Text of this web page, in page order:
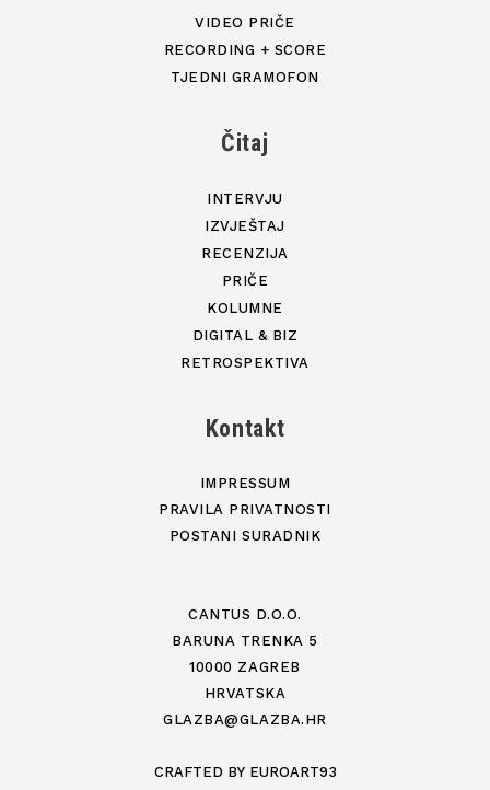
VIDEO PRIČE
RECORDING + SCORE
TJEDNI GRAMOFON
Čitaj
INTERVJU
IZVJEŠTAJ
RECENZIJA
PRIČE
KOLUMNE
DIGITAL & BIZ
RETROSPEKTIVA
Kontakt
IMPRESSUM
PRAVILA PRIVATNOSTI
POSTANI SURADNIK
CANTUS D.O.O.
BARUNA TRENKA 5
10000 ZAGREB
HRVATSKA
GLAZBA@GLAZBA.HR
CRAFTED BY EUROART93